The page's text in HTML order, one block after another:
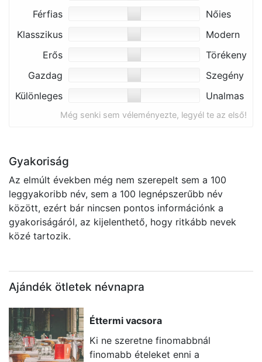
Férfias
Nőies
Klasszikus
Modern
Erős
Törékeny
Gazdag
Szegény
Különleges
Unalmas
Még senki sem véleményezte, legyél te az első!
Gyakoriság
Az elmúlt években még nem szerepelt sem a 100
leggyakoribb név, sem a 100 legnépszerűbb név
között, ezért bár nincsen pontos információnk a
gyakoriságáról, az kijelenthető, hogy ritkább nevek
közé tartozik.
Ajándék ötletek névnapra
Éttermi vacsora
Ki ne szeretne finomabbnál
finomabb ételeket enni a